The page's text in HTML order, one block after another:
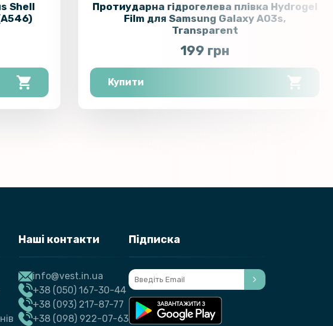
Shell
Протиударна гідрогелева плівка Hydrogel
Film для Samsung Galaxy A03s,
Transparent
199 грн
Купити
Наші контакти
info@vest.in.ua
+38 (050) 167-30-44
+38 (093) 217-87-77
+38 (098) 922-07-63
Підписка